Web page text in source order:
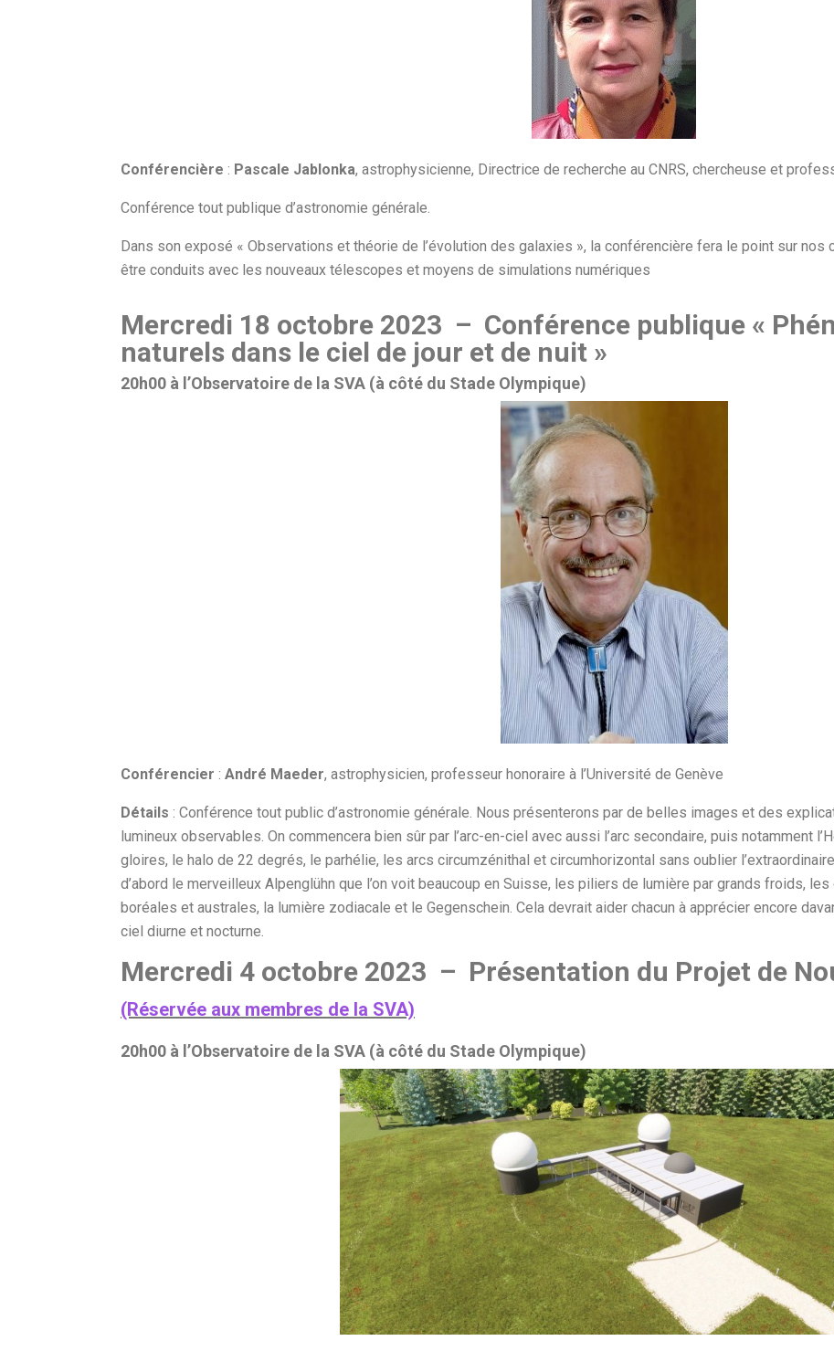
Conférencière : Pascale Jablonka, astrophysicienne, Directrice de recherche au CNRS, chercheuse et
Conférence tout publique d’astronomie générale.
Dans son exposé « Observations et théorie de l’évolution des galaxies », la conférencière fera le point sur
être conduits avec les nouveaux télescopes et moyens de simulations numériques
Mercredi 18 octobre 2023 – Conférence publique «
naturels dans le ciel de jour et de nuit »
20h00 à l’Observatoire de la SVA (à côté du Stade Olympique)
Conférencier : André Maeder, astrophysicien, professeur honoraire à l’Université de Genève
Détails : Conférence tout public d’astronomie générale. Nous présenterons par de belles images et des
lumineux observables. On commencera bien sûr par l’arc-en-ciel avec aussi l’arc secondaire, puis notamment
gloires, le halo de 22 degrés, le parhélie, les arcs circumzénithal et circumhorizontal sans oublier
d’abord le merveilleux Alpenglühn que l’on voit beaucoup en Suisse, les piliers de lumière par grands froids,
boréales et australes, la lumière zodiacale et le Gegenschein. Cela devrait aider chacun à apprécier encore
ciel diurne et nocturne.
Mercredi 4 octobre 2023 – Présentation du Projet de
(Réservée aux membres de la SVA)
20h00 à l’Observatoire de la SVA (à côté du Stade Olympique)